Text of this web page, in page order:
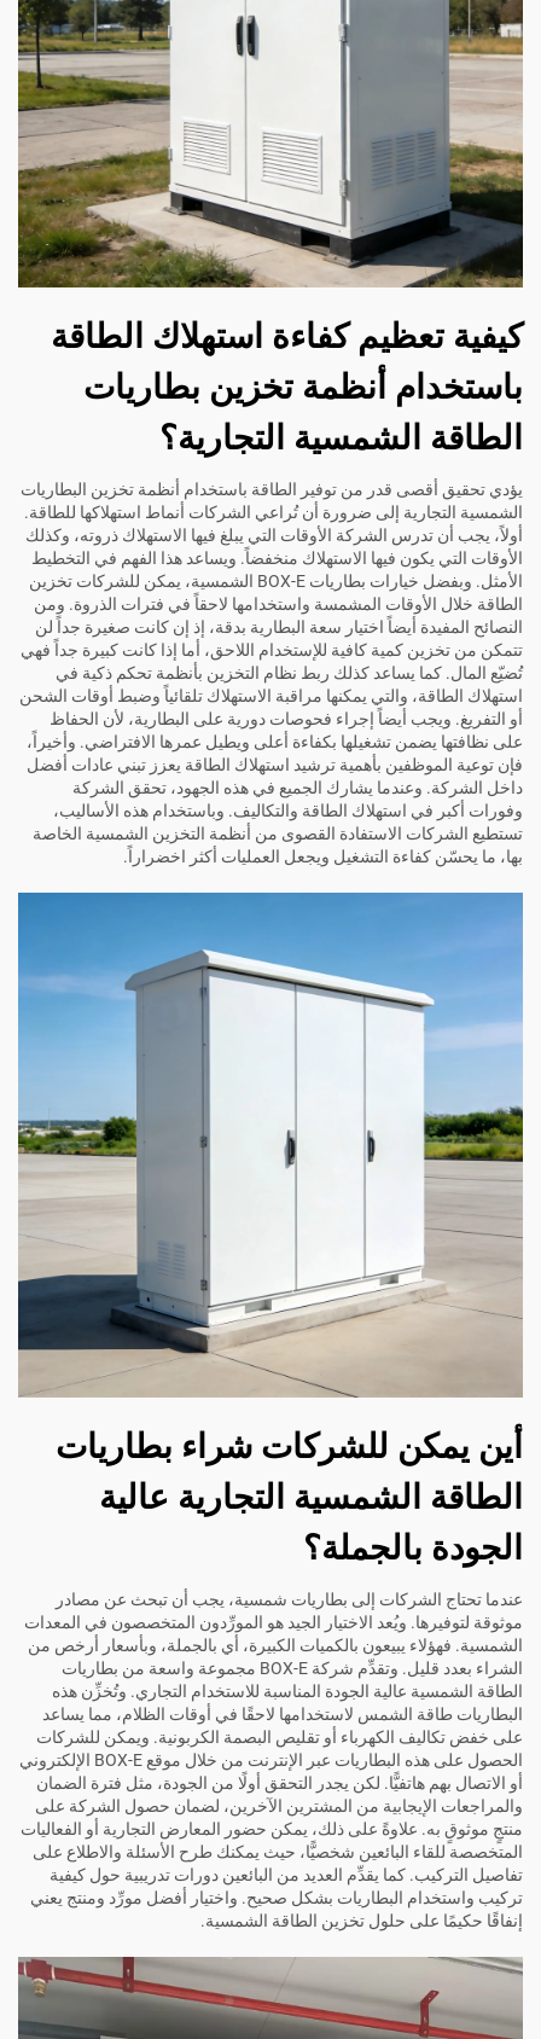
كيفية تعظيم كفاءة استهلاك الطاقة
باستخدام أنظمة تخزين بطاريات
الطاقة الشمسية التجارية؟
يؤدي تحقيق أقصى قدر من توفير الطاقة باستخدام أنظمة تخزين البطاريات
الشمسية التجارية إلى ضرورة أن تُراعي الشركات أنماط استهلاكها للطاقة.
أولاً، يجب أن تدرس الشركة الأوقات التي يبلغ فيها الاستهلاك ذروته، وكذلك
الأوقات التي يكون فيها الاستهلاك منخفضاً. ويساعد هذا الفهم في التخطيط
الأمثل. وبفضل خيارات بطاريات BOX-E الشمسية، يمكن للشركات تخزين
الطاقة خلال الأوقات المشمسة واستخدامها لاحقاً في فترات الذروة. ومن
النصائح المفيدة أيضاً اختيار سعة البطارية بدقة، إذ إن كانت صغيرة جداً لن
تتمكن من تخزين كمية كافية للإستخدام اللاحق، أما إذا كانت كبيرة جداً فهي
تُضيّع المال. كما يساعد كذلك ربط نظام التخزين بأنظمة تحكم ذكية في
استهلاك الطاقة، والتي يمكنها مراقبة الاستهلاك تلقائياً وضبط أوقات الشحن
أو التفريغ. ويجب أيضاً إجراء فحوصات دورية على البطارية، لأن الحفاظ
على نظافتها يضمن تشغيلها بكفاءة أعلى ويطيل عمرها الافتراضي. وأخيراً،
فإن توعية الموظفين بأهمية ترشيد استهلاك الطاقة يعزز تبني عادات أفضل
داخل الشركة. وعندما يشارك الجميع في هذه الجهود، تحقق الشركة
وفورات أكبر في استهلاك الطاقة والتكاليف. وباستخدام هذه الأساليب،
تستطيع الشركات الاستفادة القصوى من أنظمة التخزين الشمسية الخاصة
بها، ما يحسّن كفاءة التشغيل ويجعل العمليات أكثر اخضراراً.
أين يمكن للشركات شراء بطاريات
الطاقة الشمسية التجارية عالية
الجودة بالجملة؟
عندما تحتاج الشركات إلى بطاريات شمسية، يجب أن تبحث عن مصادر
موثوقة لتوفيرها. ويُعد الاختيار الجيد هو المورِّدون المتخصصون في المعدات
الشمسية. فهؤلاء يبيعون بالكميات الكبيرة، أي بالجملة، وبأسعار أرخص من
الشراء بعدد قليل. وتقدِّم شركة BOX-E مجموعة واسعة من بطاريات
الطاقة الشمسية عالية الجودة المناسبة للاستخدام التجاري. وتُخزِّن هذه
البطاريات طاقة الشمس لاستخدامها لاحقًا في أوقات الظلام، مما يساعد
على خفض تكاليف الكهرباء أو تقليص البصمة الكربونية. ويمكن للشركات
الحصول على هذه البطاريات عبر الإنترنت من خلال موقع BOX-E الإلكتروني
أو الاتصال بهم هاتفيًّا. لكن يجدر التحقق أولًا من الجودة، مثل فترة الضمان
والمراجعات الإيجابية من المشترين الآخرين، لضمان حصول الشركة على
منتجٍ موثوقٍ به. علاوةً على ذلك، يمكن حضور المعارض التجارية أو الفعاليات
المتخصصة للقاء البائعين شخصيًّا، حيث يمكنك طرح الأسئلة والاطلاع على
تفاصيل التركيب. كما يقدِّم العديد من البائعين دورات تدريبية حول كيفية
تركيب واستخدام البطاريات بشكل صحيح. واختيار أفضل مورِّد ومنتج يعني
إنفاقًا حكيمًا على حلول تخزين الطاقة الشمسية.